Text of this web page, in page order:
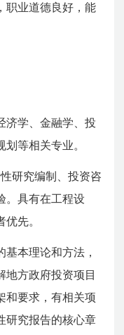
职业道德良好，能
济学、金融学、投
等相关专业。
研究编制、投资咨
。具有在工程设
先。
本理论和方法，
地方政府投资项目
和要求，有相关项
研究报告的核心章